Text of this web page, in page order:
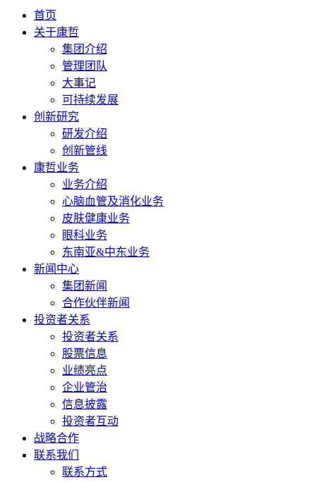
首页
关于康哲
集团介绍
管理团队
大事记
可持续发展
创新研究
研发介绍
创新管线
康哲业务
业务介绍
心脑血管及消化业务
皮肤健康业务
眼科业务
东南亚&中东业务
新闻中心
集团新闻
合作伙伴新闻
投资者关系
投资者关系
股票信息
业绩亮点
企业管治
信息披露
投资者互动
战略合作
联系我们
联系方式